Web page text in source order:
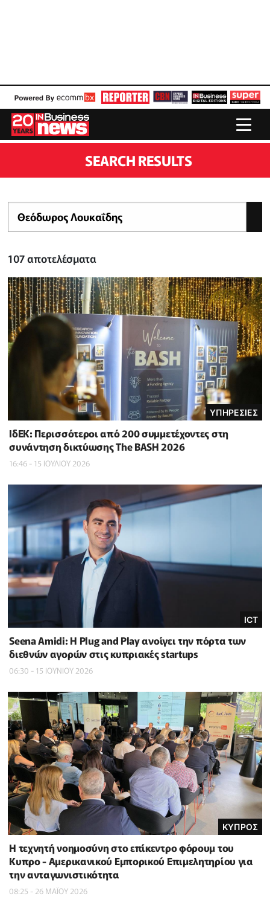
SEARCH RESULTS
107αποτελέσματα
ΥΠΗΡΕΣΙΕΣ
ΙδΕΚ: Περισσότεροι από 200 συμμετέχοντες στη
συνάντηση δικτύωσης The BASH 2026
16:46 - 15 ΙΟΥΛΙΟΥ 2026
ICT
Seena Amidi: Η Plug and Play ανοίγει την πόρτα των
διεθνών αγορών στις κυπριακές startups
06:30 - 15 ΙΟΥΝΙΟΥ 2026
ΚΥΠΡΟΣ
Η τεχνητή νοημοσύνη στο επίκεντρο φόρουμ του
Κυπρο - Αμερικανικού Εμπορικού Επιμελητηρίου για
την ανταγωνιστικότητα
08:25 - 26 ΜΑΪ́ΟΥ 2026